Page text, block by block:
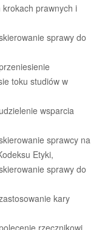
prawnych i
sprawy do
toku studiów w
wsparcia
sprawcy na
Etyki,
sprawy do
kary
rzecznikowi